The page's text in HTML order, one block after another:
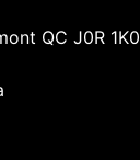
QC J0R 1K0